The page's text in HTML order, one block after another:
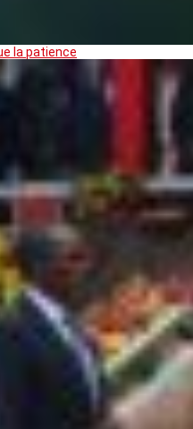
la patience